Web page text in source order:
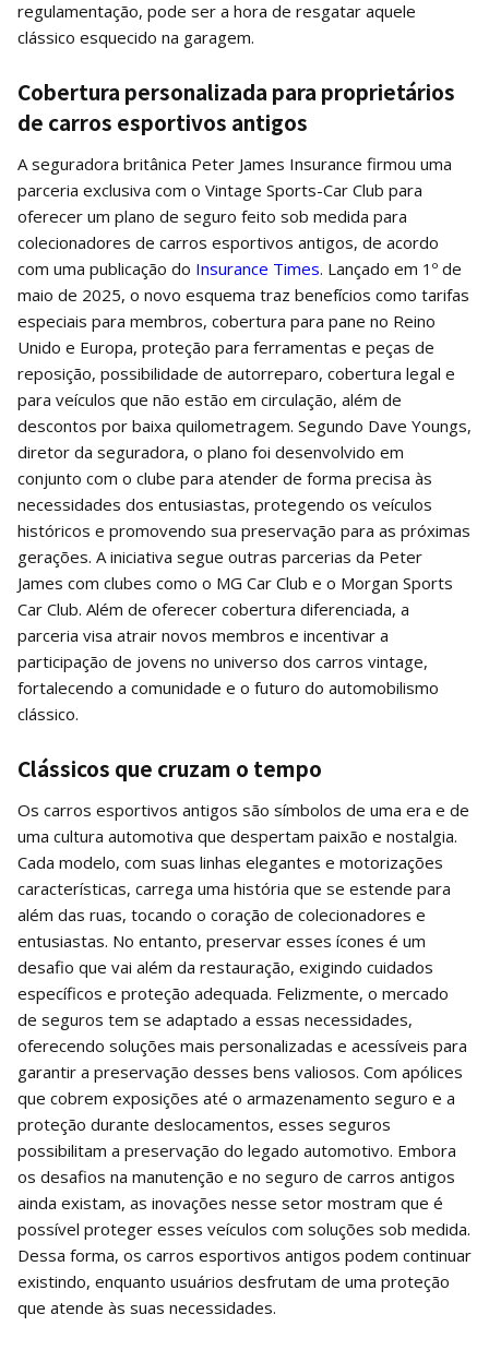
regulamentação, pode ser a hora de resgatar aquele
clássico esquecido na garagem.
Cobertura personalizada para proprietários
de carros esportivos antigos
A seguradora britânica Peter James Insurance firmou uma
parceria exclusiva com o Vintage Sports-Car Club para
oferecer um plano de seguro feito sob medida para
colecionadores de carros esportivos antigos, de acordo
com uma publicação do Insurance Times. Lançado em 1º de
maio de 2025, o novo esquema traz benefícios como tarifas
especiais para membros, cobertura para pane no Reino
Unido e Europa, proteção para ferramentas e peças de
reposição, possibilidade de autorreparo, cobertura legal e
para veículos que não estão em circulação, além de
descontos por baixa quilometragem. Segundo Dave Youngs,
diretor da seguradora, o plano foi desenvolvido em
conjunto com o clube para atender de forma precisa às
necessidades dos entusiastas, protegendo os veículos
históricos e promovendo sua preservação para as próximas
gerações. A iniciativa segue outras parcerias da Peter
James com clubes como o MG Car Club e o Morgan Sports
Car Club. Além de oferecer cobertura diferenciada, a
parceria visa atrair novos membros e incentivar a
participação de jovens no universo dos carros vintage,
fortalecendo a comunidade e o futuro do automobilismo
clássico.
Clássicos que cruzam o tempo
Os carros esportivos antigos são símbolos de uma era e de
uma cultura automotiva que despertam paixão e nostalgia.
Cada modelo, com suas linhas elegantes e motorizações
características, carrega uma história que se estende para
além das ruas, tocando o coração de colecionadores e
entusiastas. No entanto, preservar esses ícones é um
desafio que vai além da restauração, exigindo cuidados
específicos e proteção adequada. Felizmente, o mercado
de seguros tem se adaptado a essas necessidades,
oferecendo soluções mais personalizadas e acessíveis para
garantir a preservação desses bens valiosos. Com apólices
que cobrem exposições até o armazenamento seguro e a
proteção durante deslocamentos, esses seguros
possibilitam a preservação do legado automotivo. Embora
os desafios na manutenção e no seguro de carros antigos
ainda existam, as inovações nesse setor mostram que é
possível proteger esses veículos com soluções sob medida.
Dessa forma, os carros esportivos antigos podem continuar
existindo, enquanto usuários desfrutam de uma proteção
que atende às suas necessidades.